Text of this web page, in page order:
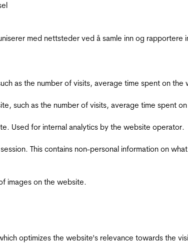
med nettsteder ved å samle inn og rapportere
as the number of visits, average time spent on
such as the number of visits, average time spent
Used for internal analytics by the website operator.
This contains non-personal information on
images on the website.
optimizes the website's relevance towards the